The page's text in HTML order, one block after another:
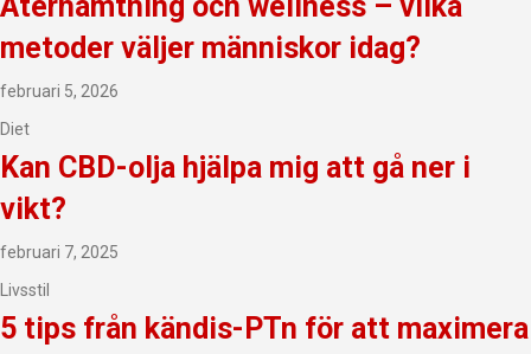
metoder väljer människor idag?
februari 5, 2026
Diet
Kan CBD-olja hjälpa mig att gå ner i
vikt?
februari 7, 2025
Livsstil
5 tips från kändis-PTn för att maximera